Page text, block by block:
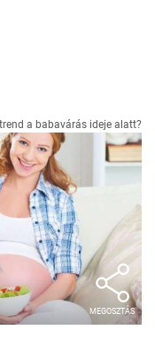
a babavárás ideje alatt?
MEGOSZTÁS